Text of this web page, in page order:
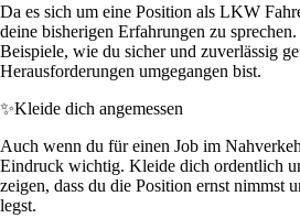
Da es sich um eine Position als LKW
deine bisherigen Erfahrungen zu
Beispiele, wie du sicher und zuverlässig
Herausforderungen umgegangen bist.
✨Kleide dich angemessen
Auch wenn du für einen Job im
Eindruck wichtig. Kleide dich ordentlich
zeigen, dass du die Position ernst nimmst
legst.